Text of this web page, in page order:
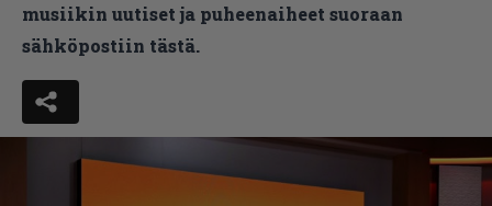
musiikin uutiset ja puheenaiheet suoraan
sähköpostiin tästä.